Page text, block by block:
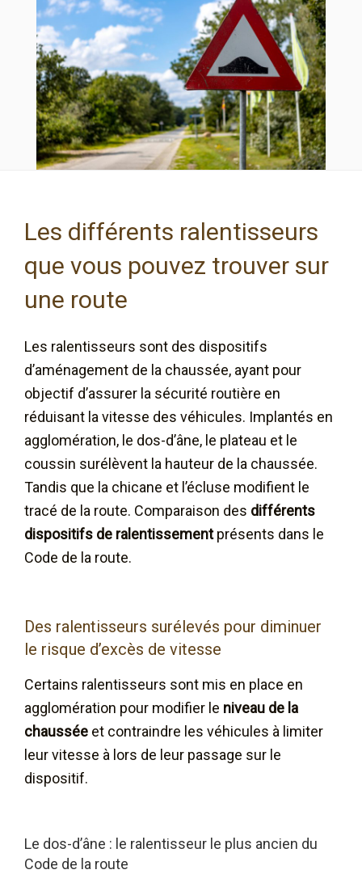
Les différents ralentisseurs
que vous pouvez trouver sur
une route
Les ralentisseurs sont des dispositifs
d’aménagement de la chaussée, ayant pour
objectif d’assurer la sécurité routière en
réduisant la vitesse des véhicules. Implantés en
agglomération, le dos-d’âne, le plateau et le
coussin surélèvent la hauteur de la chaussée.
Tandis que la chicane et l’écluse modifient le
tracé de la route. Comparaison des différents
dispositifs de ralentissementprésents dans le
Code de la route.
Des ralentisseurs surélevés pour diminuer
le risque d’excès de vitesse
Certains ralentisseurs sont mis en place en
agglomération pour modifier le niveau de la
chaussée et contraindre les véhicules à limiter
leur vitesse à lors de leur passage sur le
dispositif.
Le dos-d’âne : le ralentisseur le plus ancien du
Code de la route